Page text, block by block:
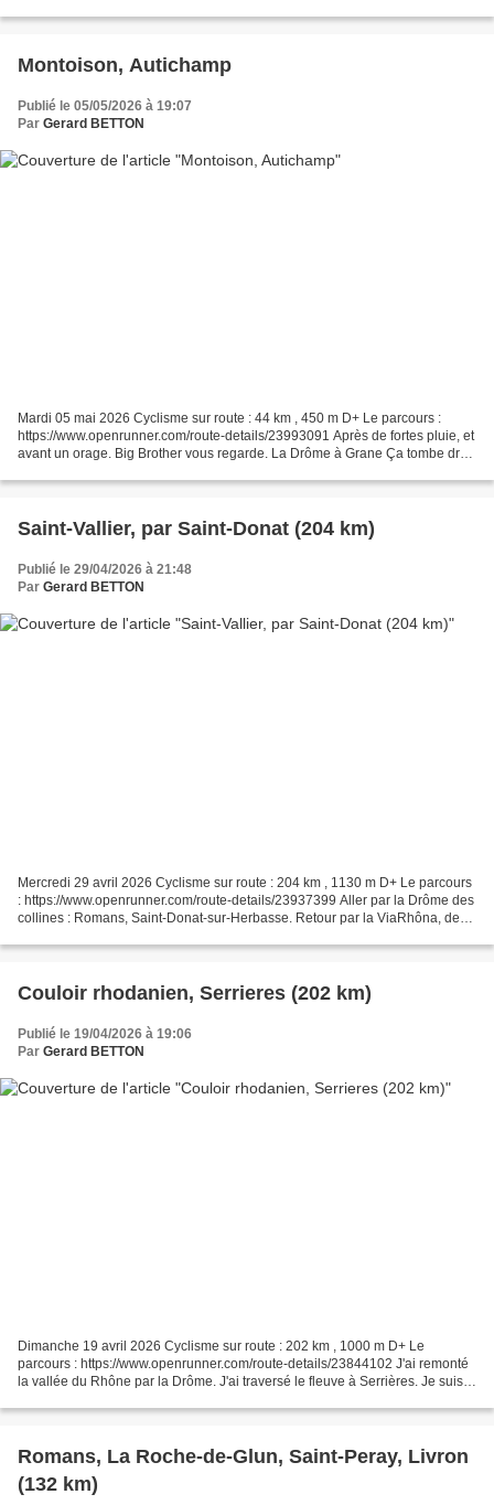
Montoison, Autichamp
Publié le 05/05/2026 à 19:07
Par Gerard BETTON
Mardi 05 mai 2026 Cyclisme sur route : 44 km , 450 m D+ Le parcours :
https://www.openrunner.com/route-details/23993091 Après de fortes pluie, et
avant un orage. Big Brother vous regarde. La Drôme à Grane Ça tombe dru,
Saint-Vallier, par Saint-Donat (204 km)
Publié le 29/04/2026 à 21:48
Par Gerard BETTON
Mercredi 29 avril 2026 Cyclisme sur route : 204 km , 1130 m D+ Le parcours
: https://www.openrunner.com/route-details/23937399 Aller par la Drôme des
collines : Romans, Saint-Donat-sur-Herbasse. Retour par la ViaRhôna, de
Couloir rhodanien, Serrieres (202 km)
Publié le 19/04/2026 à 19:06
Par Gerard BETTON
Dimanche 19 avril 2026 Cyclisme sur route : 202 km , 1000 m D+ Le
parcours : https://www.openrunner.com/route-details/23844102 J'ai remonté
la vallée du Rhône par la Drôme. J'ai traversé le fleuve à Serrières. Je suis
Romans, La Roche-de-Glun, Saint-Peray, Livron
(132 km)